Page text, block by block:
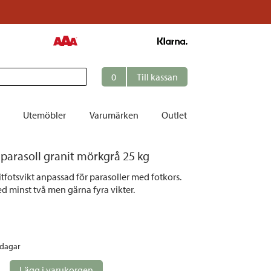
0 Till kassan
Utemöbler Varumärken Outlet
granit mörkgrå 25 kg
anpassad för parasoller med fotkors.
minst två men gärna fyra vikter.